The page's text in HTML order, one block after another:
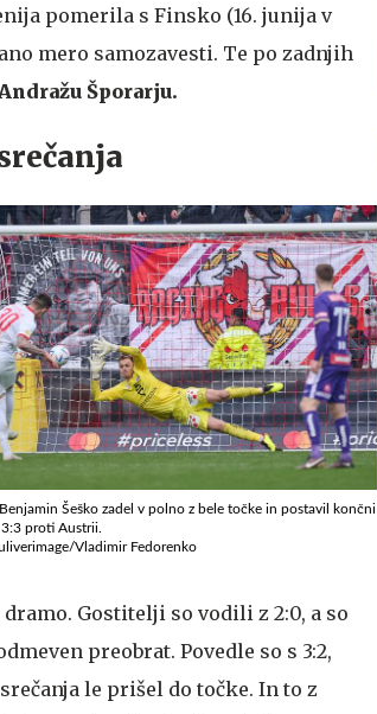
pomerila s Finsko (16. junija v
mero samozavesti. Te po zadnjih
Šporarju.
Šeško zadel v polno z bele točke in postavil končni
proti Austrii.
Vladimir Fedorenko
Gostitelji so vodili z 2:0, a so
preobrat. Povedle so s 3:2,
le prišel do točke. In to z